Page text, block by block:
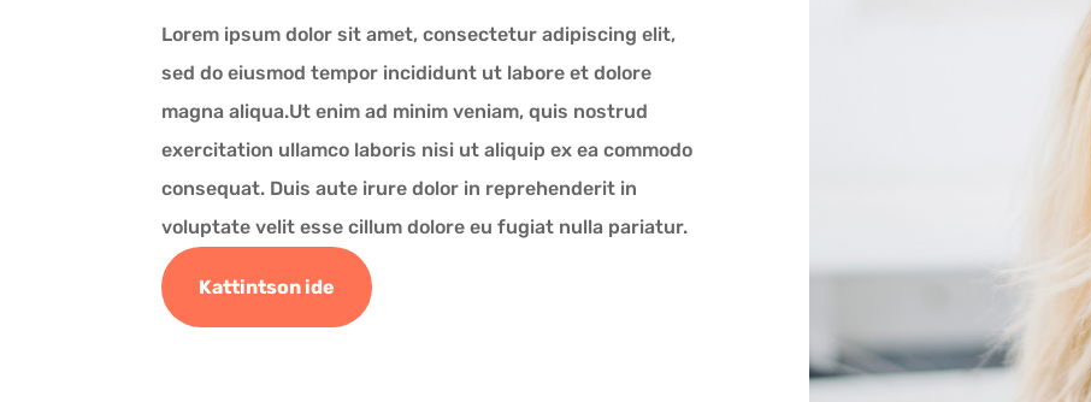
Lorem ipsum dolor sit amet, consectetur adipiscing elit,
sed do eiusmod tempor incididunt ut labore et dolore
magna aliqua.Ut enim ad minim veniam, quis nostrud
exercitation ullamco laboris nisi ut aliquip ex ea commodo
consequat. Duis aute irure dolor in reprehenderit in
voluptate velit esse cillum dolore eu fugiat nulla pariatur.
Kattintson ide